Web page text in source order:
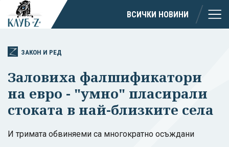
ВСИЧКИ НОВИНИ
ЗАКОН И РЕД
Заловиха фалшификатори
на евро - "умно" пласирали
стоката в най-близките села
И тримата обвиняеми са многократно осъждани